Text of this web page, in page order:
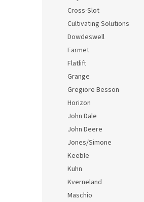
Cross-Slot
Cultivating Solutions
Dowdeswell
Farmet
Flatlift
Grange
Gregiore Besson
Horizon
John Dale
John Deere
Jones/Simone
Keeble
Kuhn
Kverneland
Maschio